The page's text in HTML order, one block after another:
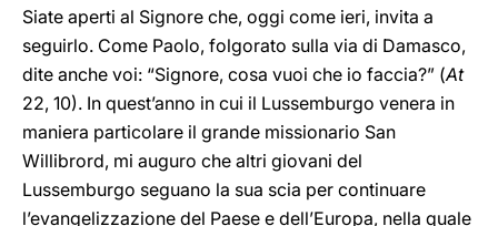
Siate aperti al Signore che, oggi come ieri, invita a
seguirlo. Come Paolo, folgorato sulla via di Damasco,
dite anche voi: “Signore, cosa vuoi che io faccia?” (At
22, 10). In quest’anno in cui il Lussemburgo venera in
maniera particolare il grande missionario San
Willibrord, mi auguro che altri giovani del
Lussemburgo seguano la sua scia per continuare
l’evangelizzazione del Paese e dell’Europa, nella quale